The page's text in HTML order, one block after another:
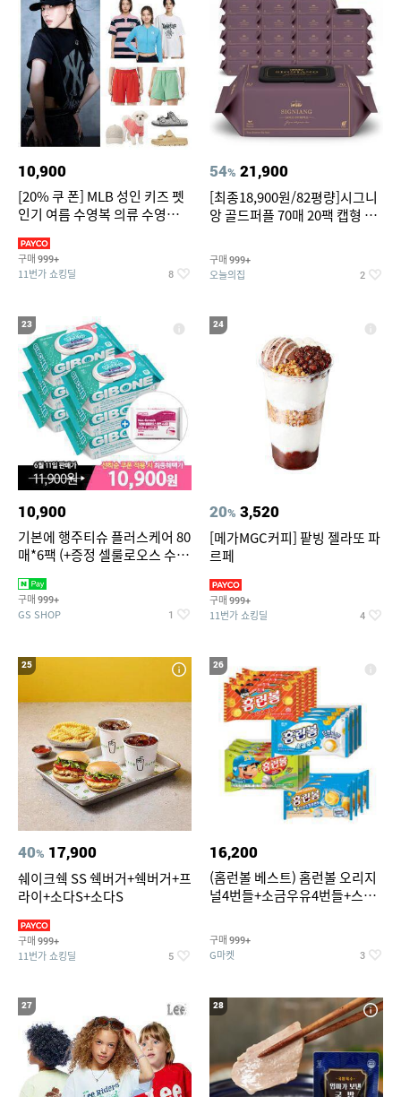
10,900
[20% 쿠 폰] MLB 성인 키즈 펫
인기 여름 수영복 의류 수영복
구매 999+
11번가 쇼킹딜 8
54% 21,900
[최종18,900원/82평량]시그니
앙 골드퍼플 70매 20팩 캡형 아
구매 999+
오늘의집 2
23
10,900
기본에 행주티슈 플러스케어 80
매*6팩 (+증정 셀룰로오스 수세
구매 999+
GS SHOP 1
24
20% 3,520
[메가MGC커피] 팥빙 젤라또 파
르페
구매 999+
11번가 쇼킹딜 4
25
40% 17,900
쉐이크쉑 SS 쉑버거+쉑버거+프
라이+소다S+소다S
구매 999+
11번가 쇼킹딜 5
26
16,200
(홈런볼 베스트) 홈런볼 오리지
널4번들+소금우유4번들+스윗
콘맛4번들
구매 999+
G마켓 3
27 28